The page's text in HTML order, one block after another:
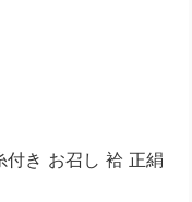
付き お召し 袷 正絹